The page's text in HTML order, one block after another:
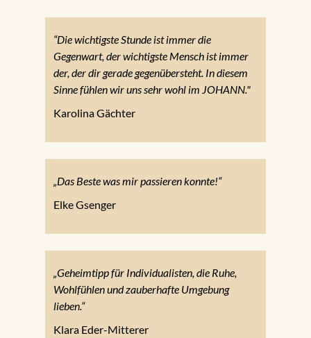
“Die wichtigste Stunde ist immer die
Gegenwart, der wichtigste Mensch ist immer
der, der dir gerade gegenübersteht. In diesem
Sinne fühlen wir uns sehr wohl im JOHANN."
Karolina Gächter
„Das Beste was mir passieren konnte!“
Elke Gsenger
„Geheimtipp für Individualisten, die Ruhe,
Wohlfühlen und zauberhafte Umgebung
lieben.“
Klara Eder-Mitterer